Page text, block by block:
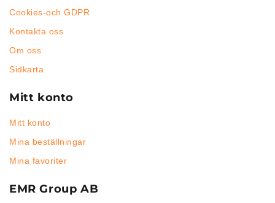
Cookies-och GDPR
Kontakta oss
Om oss
Sidkarta
Mitt konto
Mitt konto
Mina beställningar
Mina favoriter
EMR Group AB